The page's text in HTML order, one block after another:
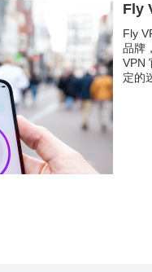
Fly
Fly
品牌
VPN
定的